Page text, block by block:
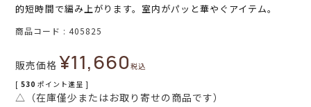
的短時間で編み上がります。室内がパッと華やぐアイテム。
商品コード 405825
販売価格 ¥11,660税込
[ 530 ポイント進呈 ]
△（在庫僅少またはお取り寄せの商品です）